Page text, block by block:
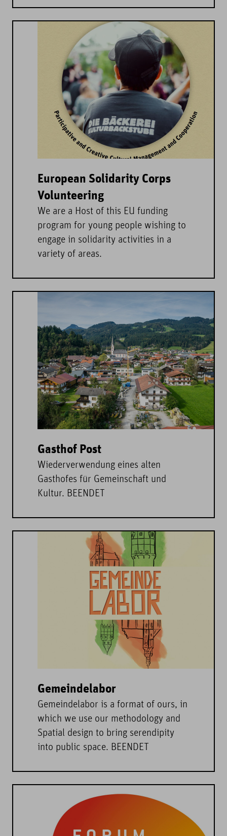
European Solidarity Corps
Volunteering
We are a Host of this EU funding
program for young people wishing to
engage in solidarity activities in a
variety of areas.
Gasthof Post
Wiederverwendung eines alten
Gasthofes für Gemeinschaft und
Kultur. BEENDET
Gemeindelabor
Gemeindelabor is a format of ours, in
which we use our methodology and
Spatial design to bring serendipity
into public space. BEENDET